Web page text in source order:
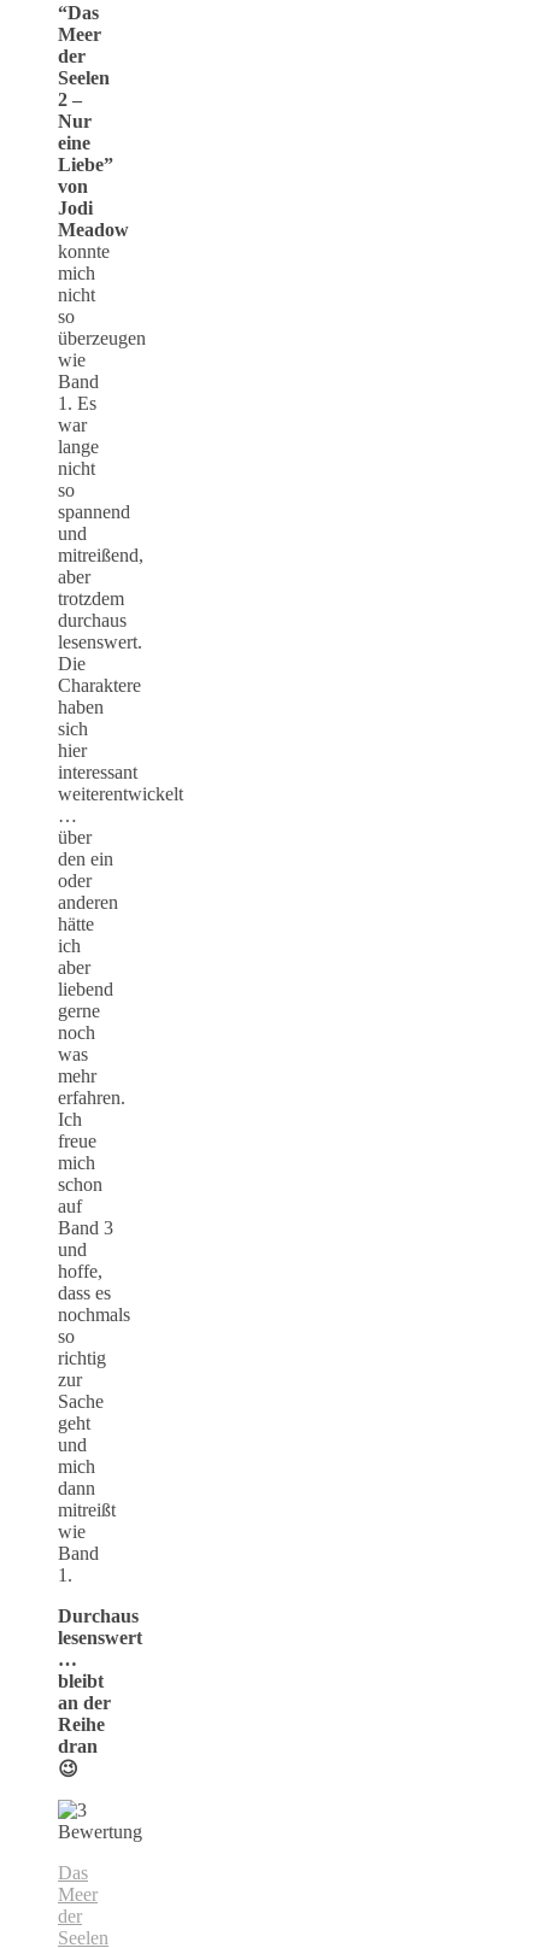
“Das
Meer
der
Seelen
2 –
Nur
eine
Liebe”
von
Jodi
Meadow
konnte
mich
nicht
so
überzeugen
wie
Band
1. Es
war
lange
nicht
so
spannend
und
mitreißend,
aber
trotzdem
durchaus
lesenswert.
Die
Charaktere
haben
sich
hier
interessant
weiterentwickelt
…
über
den ein
oder
anderen
hätte
ich
aber
liebend
gerne
noch
was
mehr
erfahren.
Ich
freue
mich
schon
auf
Band 3
und
hoffe,
dass es
nochmals
so
richtig
zur
Sache
geht
und
mich
dann
mitreißt
wie
Band
1.
Durchaus
lesenswert
…
bleibt
an der
Reihe
dran
😉
Das
Meer
der
Seelen